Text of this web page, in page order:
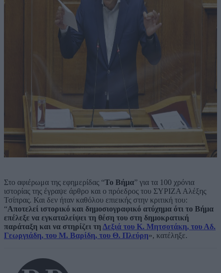
Στο αφιέρωμα της εφημερίδας “Το Βήμα” για τα 100 χρόνια
ιστορίας της έγραψε άρθρο και ο πρόεδρος του ΣΥΡΙΖΑ Αλέξης
Τσίπρας. Και δεν ήταν καθόλου επιεικής στην κριτική του:
“Αποτελεί ιστορικό και δημοσιογραφικό ατύχημα ότι το Βήμα
επέλεξε να εγκαταλείψει τη θέση του στη δημοκρατική
παράταξη και να στηρίζει τη Δεξιά του Κ. Μητσοτάκη, του Αδ.
Γεωργιάδη, του Μ. Βαρίδη, του Θ. Πλεύρη», κατέληξε.